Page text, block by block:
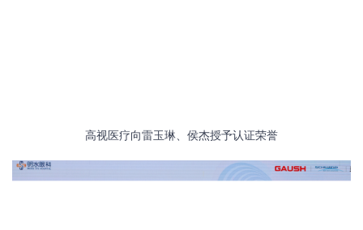
高视医疗向雷玉琳、侯杰授予认证荣誉